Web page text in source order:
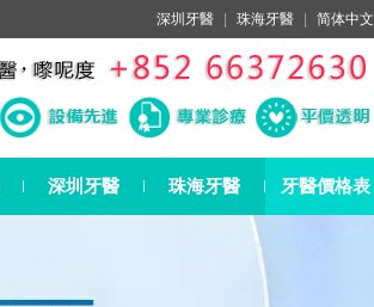
深圳牙醫 珠海牙醫 简体中文
深圳牙醫 珠海牙醫 牙醫價格表